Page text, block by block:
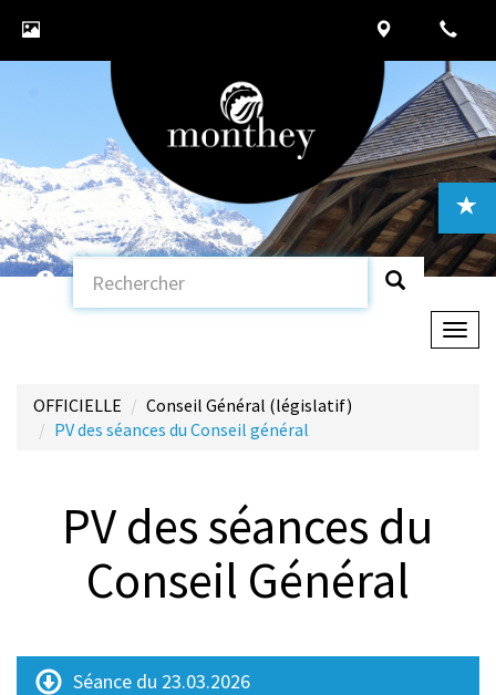
OFFICIELLE
Conseil Général (législatif)
PV des séances du Conseil général
PV des séances du
Conseil Général
Séance du 23.03.2026